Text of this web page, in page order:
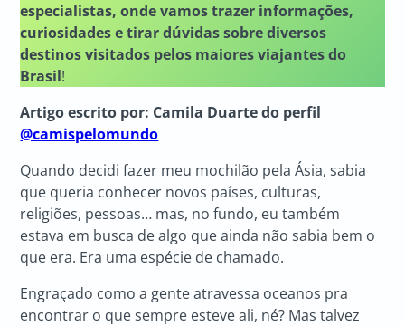
especialistas, onde vamos trazer informações,
curiosidades e tirar dúvidas sobre diversos
destinos visitados pelos maiores viajantes do
Brasil!
Artigo escrito por: Camila Duarte do perfil
@camispelomundo
Quando decidi fazer meu mochilão pela Ásia, sabia
que queria conhecer novos países, culturas,
religiões, pessoas… mas, no fundo, eu também
estava em busca de algo que ainda não sabia bem o
que era. Era uma espécie de chamado.
Engraçado como a gente atravessa oceanos pra
encontrar o que sempre esteve ali, né? Mas talvez